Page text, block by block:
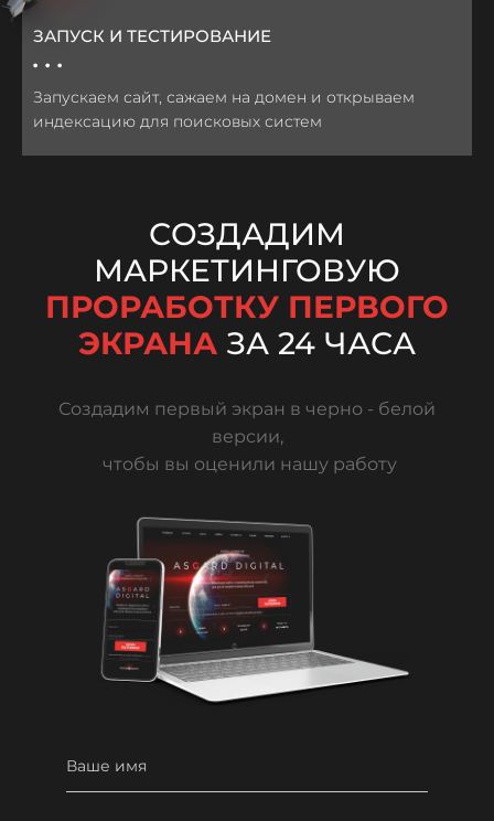
ЗАПУСК И ТЕСТИРОВАНИЕ
...
Запускаем сайт, сажаем на домен и открываем
индексацию для поисковых систем
СОЗДАДИМ
МАРКЕТИНГОВУЮ
ПРОРАБОТКУ ПЕРВОГО
ЭКРАНА ЗА 24 ЧАСА
Создадим первый экран в черно - белой
версии,
чтобы вы оценили нашу работу
Ваше имя